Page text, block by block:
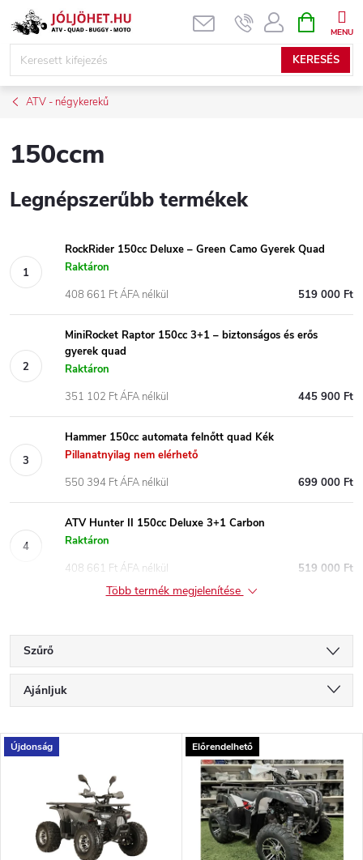
Ugrás
KERESÉS
KOSÁR
ATV - négykerekű
150ccm
Legnépszerűbb termékek
RockRider 150cc Deluxe – Green Camo Gyerek Quad
Raktáron
519 000 Ft
408 661 Ft ÁFA nélkül
MiniRocket Raptor 150cc 3+1 – biztonságos és erős
gyerek quad
Raktáron
445 900 Ft
351 102 Ft ÁFA nélkül
Hammer 150cc automata felnőtt quad Kék
Pillanatnyilag nem elérhető
699 000 Ft
550 394 Ft ÁFA nélkül
ATV Hunter II 150cc Deluxe 3+1 Carbon
Raktáron
519 000 Ft
408 661 Ft ÁFA nélkül
Több termék megjelenítése
Szűrő
T
e
Ajánljuk
Legdrágább
Legnépszerűbb termékek
ABC szerint
T
Újdonság Előrendelhető